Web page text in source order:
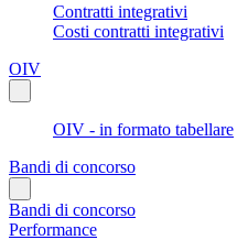
Contratti integrativi
Costi contratti integrativi
OIV
OIV - in formato tabellare
Bandi di concorso
Bandi di concorso
Performance